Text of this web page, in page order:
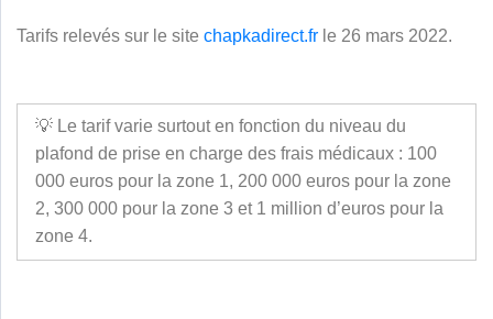
Tarifs relevés sur le site chapkadirect.fr le 26 mars 2022.
💡 Le tarif varie surtout en fonction du niveau du
plafond de prise en charge des frais médicaux : 100
000 euros pour la zone 1, 200 000 euros pour la zone
2, 300 000 pour la zone 3 et 1 million d’euros pour la
zone 4.